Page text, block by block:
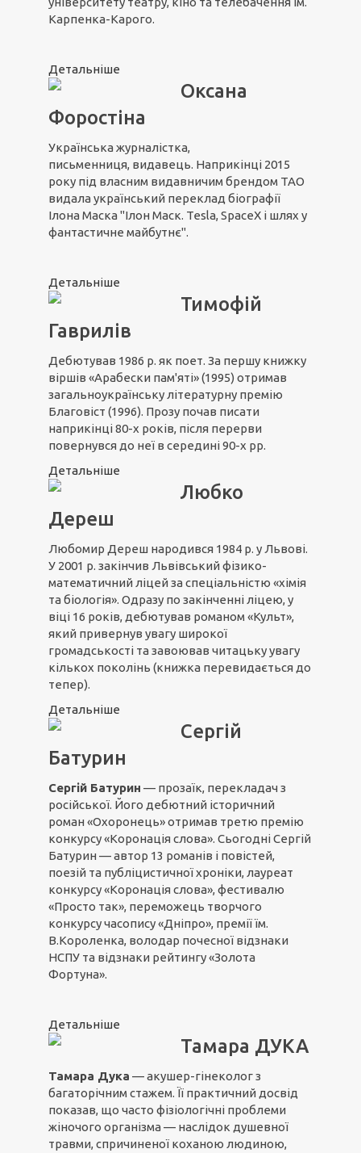
Карпенка-Карого.
Детальніше
Оксана
Форостіна
Українська журналістка,
письменниця, видавець. Наприкінці 2015
року під власним видавничим брендом ТАО
видала український переклад біографії
Ілона Маска "Ілон Маск. Tesla, SpaceX і шлях у
фантастичне майбутнє".
Детальніше
Тимофій
Гаврилів
Дебютував 1986 р. як поет. За першу книжку
віршів «Арабески пам'яті» (1995) отримав
загальноукраїнську літературну премію
Благовіст (1996). Прозу почав писати
наприкінці 80-х років, після перерви
повернувся до неї в середині 90-х рр.
Детальніше
Любко
Дереш
Любомир Дереш народився 1984 р. у Львові.
У 2001 р. закінчив Львівський фізико-
математичний ліцей за спеціальністю «хімія
та біологія». Одразу по закінченні ліцею, у
віці 16 років, дебютував романом «Культ»,
який привернув увагу широкої
громадськості та завоював читацьку увагу
кількох поколінь (книжка перевидається до
тепер).
Детальніше
Сергій
Батурин
Сергій Батурин — прозаїк, перекладач з
російської. Його дебютний історичний
роман «Охоронець» отримав третю премію
конкурсу «Коронація слова». Сьогодні Сергій
Батурин — автор 13 романів і повістей,
поезій та публіцистичної хроніки, лауреат
конкурсу «Коронація слова», фестивалю
«Просто так», переможець творчого
конкурсу часопису «Дніпро», премії їм.
В.Короленка, володар почесної відзнаки
НСПУ та відзнаки рейтингу «Золота
Фортуна».
Детальніше
Тамара ДУКА
Тамара Дука — акушер-гінеколог з
багаторічним стажем. Її практичний досвід
показав, що часто фізіологічні проблеми
жіночого організма — наслідок душевної
травми, спричиненої коханою людиною,